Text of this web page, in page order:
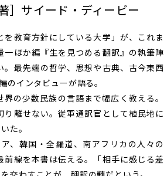
］サイード・ディービー
教育方針にしている大学」が、これま
ほか編『生を見つめる翻訳』の執筆陣
最先端の哲学、思想や古典、古今東西
インタビューが語る。
の少数民族の言語まで幅広く教える。
離せない。従軍通訳官として植民地に
た。
、韓国・全羅道、南アフリカの人々の
線を本書は伝える。「相手に感じる差